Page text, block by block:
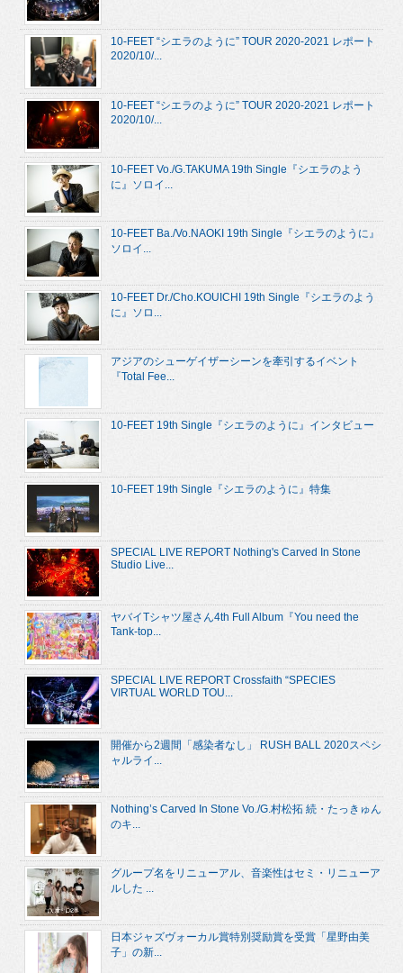
10-FEET “シエラのように” TOUR 2020-2021 レポート
2020/10/...
10-FEET “シエラのように” TOUR 2020-2021 レポート
2020/10/...
10-FEET Vo./G.TAKUMA 19th Single『シエラのよう
に』ソロイ...
10-FEET Ba./Vo.NAOKI 19th Single『シエラのように』
ソロイ...
10-FEET Dr./Cho.KOUICHI 19th Single『シエラのよう
に』ソロ...
アジアのシューゲイザーシーンを牽引するイベント
『Total Fee...
10-FEET 19th Single『シエラのように』インタビュー
10-FEET 19th Single『シエラのように』特集
SPECIAL LIVE REPORT Nothing's Carved In Stone
Studio Live...
ヤバイTシャツ屋さん4th Full Album『You need the
Tank-top...
SPECIAL LIVE REPORT Crossfaith “SPECIES
VIRTUAL WORLD TOU...
開催から2週間「感染者なし」 RUSH BALL 2020スペシ
ャルライ...
Nothing’s Carved In Stone Vo./G.村松拓 続・たっきゅん
のキ...
グループ名をリニューアル、音楽性はセミ・リニューア
ルした ...
日本ジャズヴォーカル賞特別奨励賞を受賞「星野由美
子」の新...